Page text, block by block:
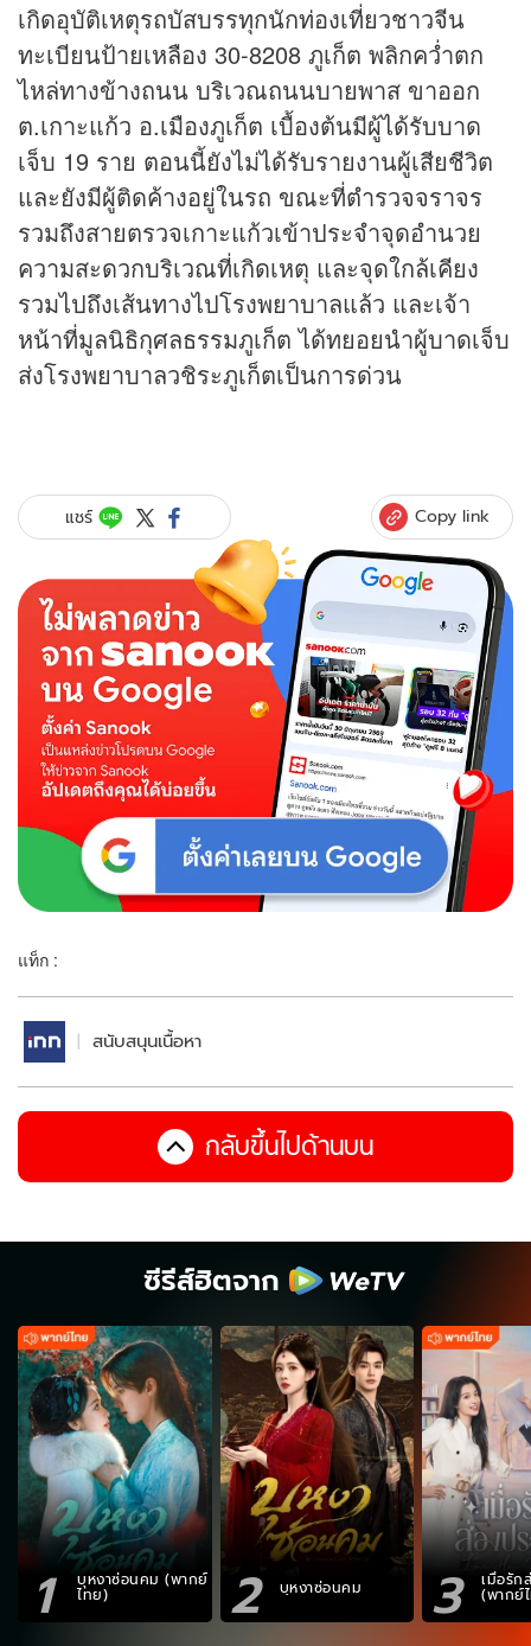
เกิดอุบัติเหตุรถบัสบรรทุกนักท่องเที่ยวชาวจีน
ทะเบียนป้ายเหลือง 30-8208 ภูเก็ต พลิกคว่ำตก
ไหล่ทางข้างถนน บริเวณถนนบายพาส ขาออก
ต.เกาะแก้ว อ.เมืองภูเก็ต เบื้องต้นมีผู้ได้รับบาด
เจ็บ 19 ราย ตอนนี้ยังไม่ได้รับรายงานผู้เสียชีวิต
และยังมีผู้ติดค้างอยู่ในรถ ขณะที่ตำรวจจราจร
รวมถึงสายตรวจเกาะแก้วเข้าประจำจุดอำนวย
ความสะดวกบริเวณที่เกิดเหตุ และจุดใกล้เคียง
รวมไปถึงเส้นทางไปโรงพยาบาลแล้ว และเจ้า
หน้าที่มูลนิธิกุศลธรรมภูเก็ต ได้ทยอยนำผู้บาดเจ็บ
ส่งโรงพยาบาลวชิระภูเก็ตเป็นการด่วน
แชร์ Copy link
แท็ก :
สนับสนุนเนื้อหา
กลับขึ้นไปด้านบน
ซีรีส์ฮิตจาก
1 บุหงาซ่อนคม (พากย์
ไทย) 2 บุหงาซ่อนคม 3 เมื่อรัก
(พากย์